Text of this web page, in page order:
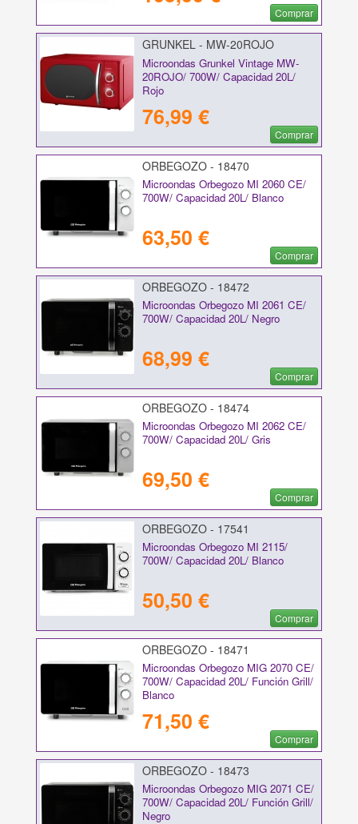
Comprar
GRUNKEL - MW-20ROJO
Microondas Grunkel Vintage MW-
20ROJO/ 700W/ Capacidad 20L/
Rojo
76,99 €
Comprar
ORBEGOZO - 18470
Microondas Orbegozo MI 2060 CE/
700W/ Capacidad 20L/ Blanco
63,50 €
Comprar
ORBEGOZO - 18472
Microondas Orbegozo MI 2061 CE/
700W/ Capacidad 20L/ Negro
68,99 €
Comprar
ORBEGOZO - 18474
Microondas Orbegozo MI 2062 CE/
700W/ Capacidad 20L/ Gris
69,50 €
Comprar
ORBEGOZO - 17541
Microondas Orbegozo MI 2115/
700W/ Capacidad 20L/ Blanco
50,50 €
Comprar
ORBEGOZO - 18471
Microondas Orbegozo MIG 2070 CE/
700W/ Capacidad 20L/ Función Grill/
Blanco
71,50 €
Comprar
ORBEGOZO - 18473
Microondas Orbegozo MIG 2071 CE/
700W/ Capacidad 20L/ Función Grill/
Negro